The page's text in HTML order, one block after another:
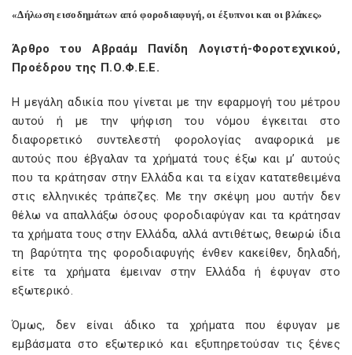
«Δήλωση εισοδημάτων από φοροδιαφυγή, οι έξυπνοι και οι βλάκες»
Άρθρο του Αβραάμ Πανίδη Λογιστή-Φοροτεχνικού,
Προέδρου της Π.Ο.Φ.Ε.Ε.
Η μεγάλη αδικία που γίνεται με την εφαρμογή του μέτρου
αυτού ή με την ψήφιση του νόμου έγκειται στο
διαφορετικό συντελεστή φορολογίας αναφορικά με
αυτούς που έβγαλαν τα χρήματά τους έξω και μ’ αυτούς
που τα κράτησαν στην Ελλάδα και τα είχαν κατατεθειμένα
στις ελληνικές τράπεζες. Με την σκέψη μου αυτήν δεν
θέλω να απαλλάξω όσους φοροδιαφύγαν και τα κράτησαν
τα χρήματα τους στην Ελλάδα, αλλά αντιθέτως, θεωρώ ίδια
τη βαρύτητα της φοροδιαφυγής ένθεν κακείθεν, δηλαδή,
είτε τα χρήματα έμειναν στην Ελλάδα ή έφυγαν στο
εξωτερικό.
Όμως, δεν είναι άδικο τα χρήματα που έφυγαν με
εμβάσματα στο εξωτερικό και εξυπηρετούσαν τις ξένες